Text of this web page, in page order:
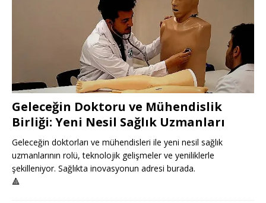
Geleceğin Doktoru ve Mühendislik
Birliği: Yeni Nesil Sağlık Uzmanları
Geleceğin doktorları ve mühendisleri ile yeni nesil sağlık
uzmanlarının rolü, teknolojik gelişmeler ve yeniliklerle
şekilleniyor. Sağlıkta inovasyonun adresi burada.
🔺